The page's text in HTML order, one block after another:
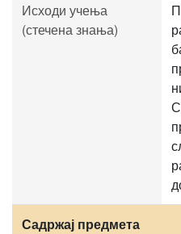
Исходи учења
(стечена знања)
Садржај предмета